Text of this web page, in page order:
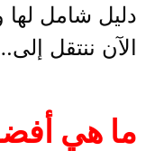
دليل شامل لها
الآن ننتقل
ما هي